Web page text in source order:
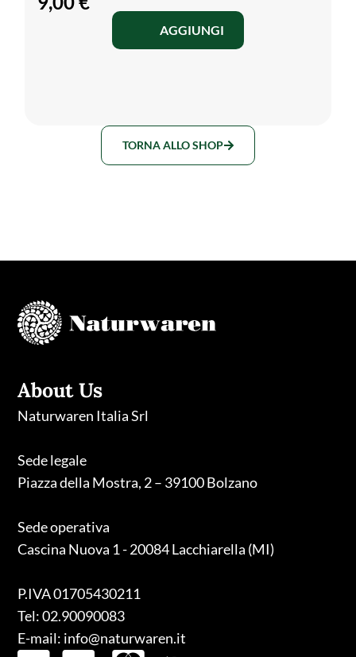
AGGIUNGI
TORNA ALLO SHOP
About Us
Naturwaren Italia Srl
Sede legale
Piazza della Mostra, 2 – 39100 Bolzano
Sede operativa
Cascina Nuova 1 - 20084 Lacchiarella (MI)
P.IVA 01705430211
Tel: 02.90090083
E-mail: info@naturwaren.it